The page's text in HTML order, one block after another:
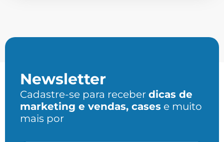
Newsletter
Cadastre-se para receber dicas de
marketing e vendas, cases e muito
mais por